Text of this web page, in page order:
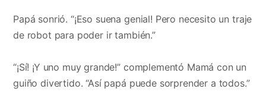
Papá sonrió. “¡Eso suena genial! Pero necesito un traje
de robot para poder ir también.”
“¡Sí! ¡Y uno muy grande!” complementó Mamá con un
guiño divertido. “Así papá puede sorprender a todos.”